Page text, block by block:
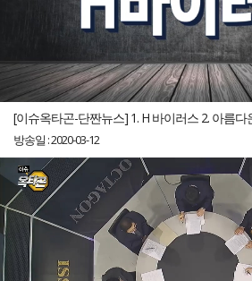
[이슈옥타곤-단짠뉴스] 1. H 바이러스 2. 아름다
방송일 : 2020-03-12